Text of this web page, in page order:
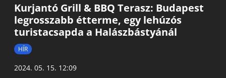
Kurjantó Grill & BBQ Terasz: Budapest
legrosszabb étterme, egy lehúzós
turistacsapda a Halászbástyánál
HÍR
2024. 05. 15. 12:09